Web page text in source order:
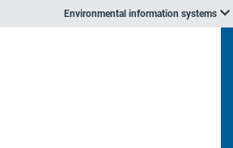
Environmental information systems